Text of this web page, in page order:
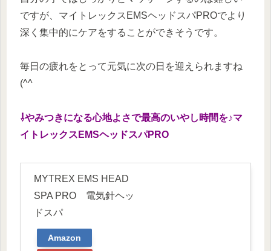
ですが、マイトレックスEMSヘッドスパPROでより
深く集中的にケアをすることができそうです。
毎日の疲れをとって元気に次の日を迎えられますね
(^^
⇩やみつきになる心地よさで最高のいやし時間を♪マ
イトレックスEMSヘッドスパPRO
MYTREX EMS HEAD
SPA PRO 電気針ヘッ
ドスパ
Amazon